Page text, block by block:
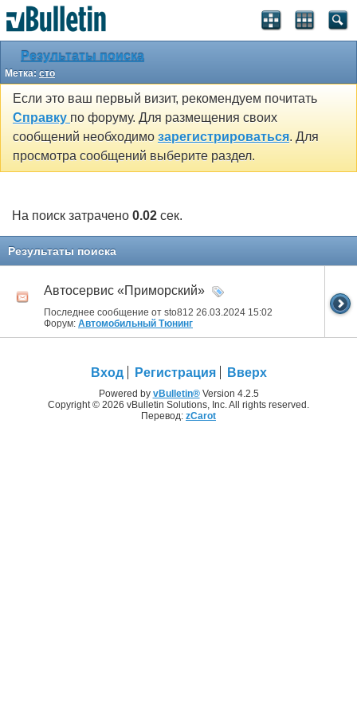
Результаты поиска
Метка: сто
Если это ваш первый визит, рекомендуем почитать
Справку по форуму. Для размещения своих
сообщений необходимо зарегистрироваться. Для
просмотра сообщений выберите раздел.
На поиск затрачено 0.02 сек.
Результаты поиска
Автосервис «Приморский»
Последнее сообщение от sto812 26.03.2024 15:02
Форум: Автомобильный Тюнинг
Вход Регистрация Вверх
Powered by vBulletin®Version 4.2.5
Copyright © 2026 vBulletin Solutions, Inc. All rights reserved.
Перевод: zCarot